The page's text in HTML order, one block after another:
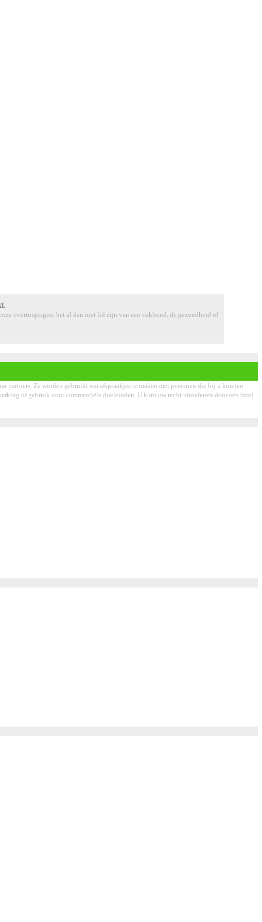
overtuigingen, het al dan niet lid zijn van een vakbond, de gezondheid of
Ze worden gebruikt om afspraakjes te maken met personen die bij u kunnen
of gebruik voor commerciële doeleinden. U kunt uw recht uitoefenen door een brief